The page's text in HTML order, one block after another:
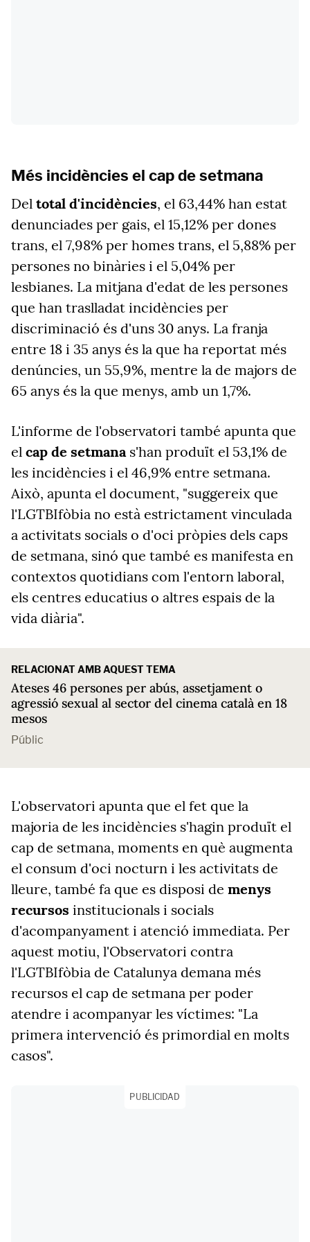
Més incidències el cap de setmana
Del total d'incidències, el 63,44% han estat
denunciades per gais, el 15,12% per dones
trans, el 7,98% per homes trans, el 5,88% per
persones no binàries i el 5,04% per
lesbianes. La mitjana d'edat de les persones
que han traslladat incidències per
discriminació és d'uns 30 anys. La franja
entre 18 i 35 anys és la que ha reportat més
denúncies, un 55,9%, mentre la de majors de
65 anys és la que menys, amb un 1,7%.
L'informe de l'observatori també apunta que
el cap de setmanas'han produït el 53,1% de
les incidències i el 46,9% entre setmana.
Això, apunta el document, "suggereix que
l'LGTBIfòbia no està estrictament vinculada
a activitats socials o d'oci pròpies dels caps
de setmana, sinó que també es manifesta en
contextos quotidians com l'entorn laboral,
els centres educatius o altres espais de la
vida diària".
RELACIONAT AMB AQUEST TEMA
Ateses 46 persones per abús, assetjament o
agressió sexual al sector del cinema català en 18
mesos
Públic
L'observatori apunta que el fet que la
majoria de les incidències s'hagin produït el
cap de setmana, moments en què augmenta
el consum d'oci nocturn i les activitats de
lleure, també fa que es disposi de menys
recursos institucionals i socials
d'acompanyament i atenció immediata. Per
aquest motiu, l'Observatori contra
l'LGTBIfòbia de Catalunya demana més
recursos el cap de setmana per poder
atendre i acompanyar les víctimes: "La
primera intervenció és primordial en molts
casos".
PUBLICIDAD